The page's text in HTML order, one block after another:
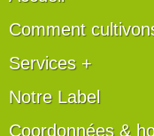
Comment
Services +
Notre Label
Coordonnées &